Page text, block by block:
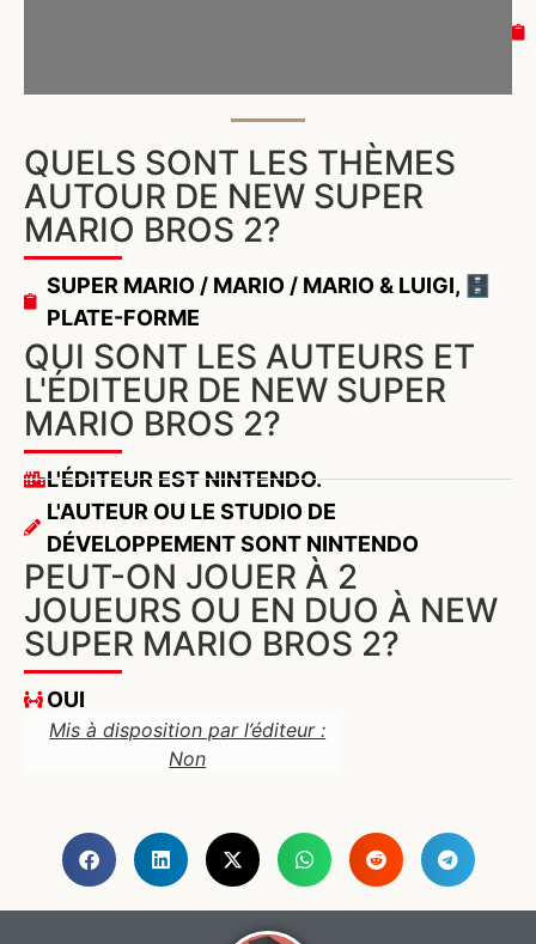
QUELS SONT LES THÈMES
AUTOUR DE NEW SUPER
MARIO BROS 2?
SUPER MARIO / MARIO / MARIO & LUIGI,
🗄️
PLATE-FORME
QUI SONT LES AUTEURS ET
L'ÉDITEUR DE NEW SUPER
MARIO BROS 2?
L'ÉDITEUR EST NINTENDO.
L'AUTEUR OU LE STUDIO DE
DÉVELOPPEMENT SONT NINTENDO
PEUT-ON JOUER À 2
JOUEURS OU EN DUO À NEW
SUPER MARIO BROS 2?
OUI
Mis à disposition par l’éditeur :
Non